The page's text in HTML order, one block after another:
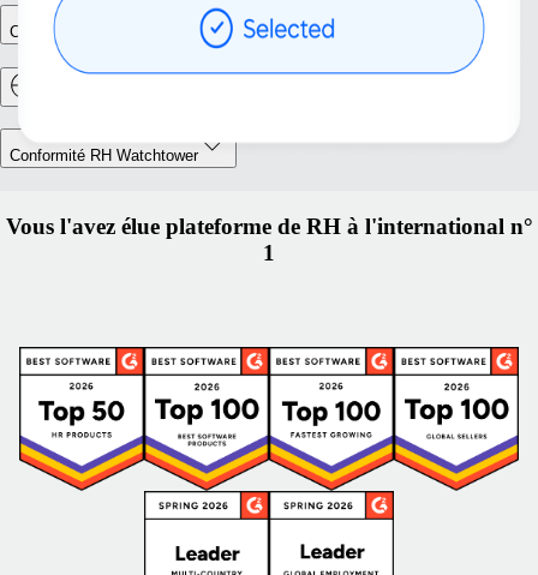
Création d’entité
Conformité RH Watchtower
Vous l'avez élue plateforme de RH à l'international n°
1